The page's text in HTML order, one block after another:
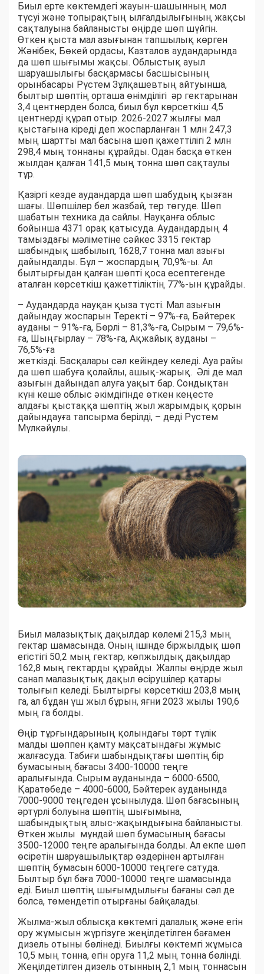
Биыл ерте көктемдегі жауын-шашынның мол
түсуі және топырақтың ылғалдылығының жақсы
сақталуына байланысты өңірде шөп шүйгін.
Өткен қыста мал азығынан тапшылық көрген
Жәнібек, Бөкей ордасы, Казталов аудандарында
да шөп шығымы жақсы. Облыстық ауыл
шаруашылығы басқармасы басшысының
орынбасары Рүстем Зұлқашевтың айтуынша,
былтыр шөптің орташа өнімділігі әр гектарынан
3,4 центнерден болса, биыл бұл көрсеткіш 4,5
центнерді құрап отыр. 2026-2027 жылғы мал
қыстағына кіреді деп жоспарланған 1 млн 247,3
мың шартты мал басына шөп қажеттілігі 2 млн
298,4 мың тоннаны құрайды. Одан басқа өткен
жылдан қалған 141,5 мың тонна шөп сақтаулы
тұр.
Қазіргі кезде аудандарда шөп шабудың қызған
шағы. Шөпшілер бел жазбай, тер төгуде. Шөп
шабатын техника да сайлы. Науқанға облыс
бойынша 4371 орақ қатысуда. Аудандардың 4
тамыздағы мәліметіне сәйкес 3315 гектар
шабындық шабылып, 1628,7 тонна мал азығы
дайындалды. Бұл – жоспардың 70,9%-ы. Ал
былтырғыдан қалған шөпті қоса есептегенде
аталған көрсеткіш қажеттіліктің 77%-ын құрайды.
– Аудандарда науқан қыза түсті. Мал азығын
дайындау жоспарын Теректі – 97%-ға, Бәйтерек
ауданы – 91%-ға, Бөрлі – 81,3%-ға, Сырым – 79,6%-
ға, Шыңғырлау – 78%-ға, Ақжайық ауданы –
76,5%-ға
жеткізді. Басқалары сәл кейіндеу келеді. Ауа райы
да шөп шабуға қолайлы, ашық-жарық. Әлі де мал
азығын дайындап алуға уақыт бар. Сондықтан
күні кеше облыс әкімдігінде өткен кеңесте
алдағы қыстаққа шөптің жыл жарымдық қорын
дайындауға тапсырма берілді, – деді Рүстем
Мүлкәйұлы.
Биыл малазықтық дақылдар көлемі 215,3 мың
гектар шамасында. Оның ішінде біржылдық шөп
егістігі 50,2 мың гектар, көпжылдық дақылдар
162,8 мың гектарды құрайды. Жалпы өңірде жыл
санап малазықтық дақыл өсірушілер қатары
толығып келеді. Былтырғы көрсеткіш 203,8 мың
га, ал бұдан үш жыл бұрын, яғни 2023 жылы 190,6
мың га болды.
Өңір тұрғындарының қолындағы төрт түлік
малды шөппен қамту мақсатындағы жұмыс
жалғасуда. Табиғи шабындықтағы шөптің бір
бумасының бағасы 3400-10000 теңге
аралығында. Сырым ауданында – 6000-6500,
Қаратөбеде – 4000-6000, Бәйтерек ауданында
7000-9000 теңгеден ұсынылуда. Шөп бағасының
әртүрлі болуына шөптің шығымына,
шабындықтың алыс-жақындығына байланысты.
Өткен жылы мұндай шөп бумасының бағасы
3500-12000 теңге аралығында болды. Ал екпе шөп
өсіретін шаруашылықтар өздерінен артылған
шөптің бумасын 6000-10000 теңгеге сатуда.
Былтыр бұл баға 7000-10000 теңге шамасында
еді. Биыл шөптің шығымдылығы бағаны сәл де
болса, төмендетіп отырғаны байқалады.
Жылма-жыл облысқа көктемгі далалық және егін
ору жұмысын жүргізуге жеңілдетілген бағамен
дизель отыны бөлінеді. Биылғы көктемгі жұмыса
10,5 мың тонна, егін оруға 11,2 мың тонна бөлінді.
Жеңілдетілген дизель отынның 2,1 мың тоннасын